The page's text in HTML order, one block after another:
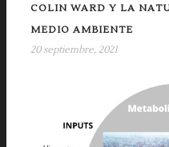
COLIN WARD Y LA
MEDIO AMBIENTE
20 septiembre, 2021